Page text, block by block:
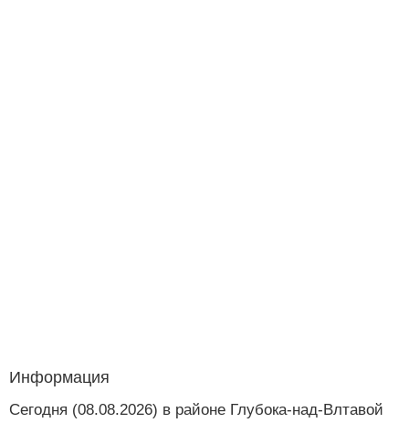
Информация
Сегодня (08.08.2026) в районе Глубока-над-Влтавой